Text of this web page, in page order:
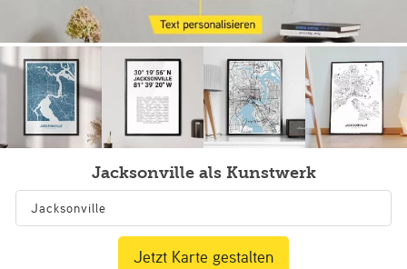
Jacksonville als Kunstwerk
Jetzt Karte gestalten